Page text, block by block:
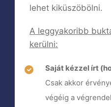
lehet kiküszöbölni.
A leggyakoribb
kerülni:
Saját kézzel írt
Csak akkor
végéig a